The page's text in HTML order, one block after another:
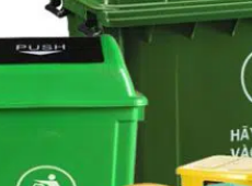
(Nhận báo giá sỉ)
18009485
(Miễn cước cuộc gọi)